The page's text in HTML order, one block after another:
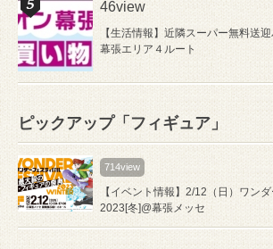
46view
【生活情報】近隣スーパー無料送
幕張エリア４ルート
ピックアップ「フィギュア」
714view
【イベント情報】2/12（日）ワン
2023[冬]@幕張メッセ